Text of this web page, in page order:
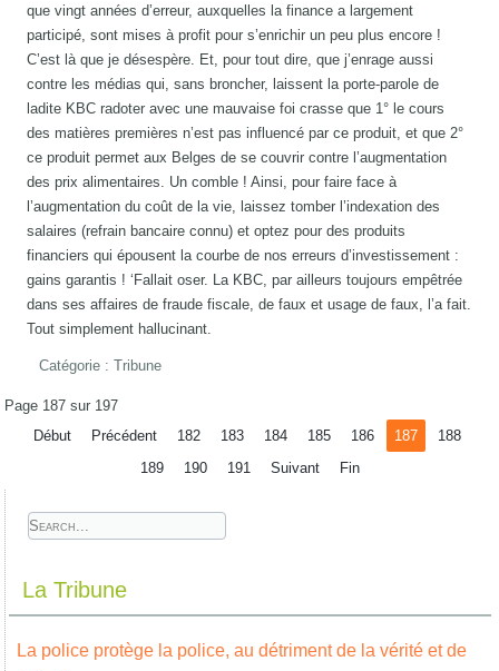
que vingt années d’erreur, auxquelles la finance a largement
participé, sont mises à profit pour s’enrichir un peu plus encore !
C’est là que je désespère. Et, pour tout dire, que j’enrage aussi
contre les médias qui, sans broncher, laissent la porte-parole de
ladite KBC radoter avec une mauvaise foi crasse que 1° le cours
des matières premières n’est pas influencé par ce produit, et que 2°
ce produit permet aux Belges de se couvrir contre l’augmentation
des prix alimentaires. Un comble ! Ainsi, pour faire face à
l’augmentation du coût de la vie, laissez tomber l’indexation des
salaires (refrain bancaire connu) et optez pour des produits
financiers qui épousent la courbe de nos erreurs d’investissement :
gains garantis ! ‘Fallait oser. La KBC, par ailleurs toujours empêtrée
dans ses affaires de fraude fiscale, de faux et usage de faux, l’a fait.
Tout simplement hallucinant.
Catégorie :Tribune
Page 187 sur 197
Début
Précédent 182 183 184 185 186 187
188
189
190 191 Suivant Fin
La Tribune
La police protège la police, au détriment de la vérité et de